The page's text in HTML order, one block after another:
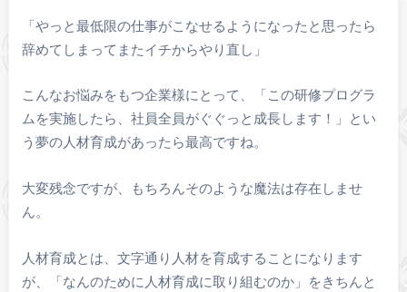
「やっと最低限の仕事がこなせるようになったと思ったら
辞めてしまってまたイチからやり直し」
こんなお悩みをもつ企業様にとって、「この研修プログラ
ムを実施したら、社員全員がぐぐっと成長します！」とい
う夢の人材育成があったら最高ですね。
大変残念ですが、もちろんそのような魔法は存在しませ
ん。
人材育成とは、文字通り人材を育成することになります
が、「なんのために人材育成に取り組むのか」をきちんと